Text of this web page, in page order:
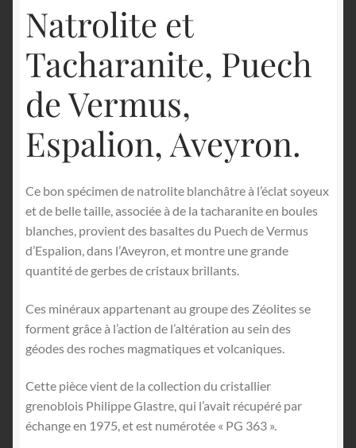
Natrolite et
Tacharanite, Puech
de Vermus,
Espalion, Aveyron.
Ce bon spécimen de natrolite blanchâtre à l’éclat soyeux
et de belle taille, associée à de la tacharanite en boules
blanches, provient des basaltes du Puech de Vermus
d’Espalion, dans l’Aveyron, et montre une grande
quantité de gerbes de cristaux brillants.
Ces minéraux appartenant au groupe des Zéolites se
forment grâce à l’action de l’altération au sein des
géodes des roches magmatiques et volcaniques.
Cette pièce vient de la collection du cristallier
grenoblois Philippe Glastre, qui l’avait récupéré par
échange en 1975, et est numérotée « PG 363 ».